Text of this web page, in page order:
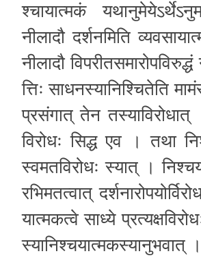
श्चा­या­त्म­कं
नीलादौ द­र्श­न­मि­ति
नीलादौ वि­प­री­त­स­मा
त्तिः सा­ध­न­स्या­नि­श्चि­ते­ति
प्र­सं­गा­त् तेन त­स्या­वि­रो­धा­त्
विरोधः सिद्ध एव ।तथा
स्व­म­त­वि­रो­धः स्यात् ।
र­भि­म­त­त्वा­त्
या­त्म­क­त्वे साध्ये प्र­त्य­क्ष­वि